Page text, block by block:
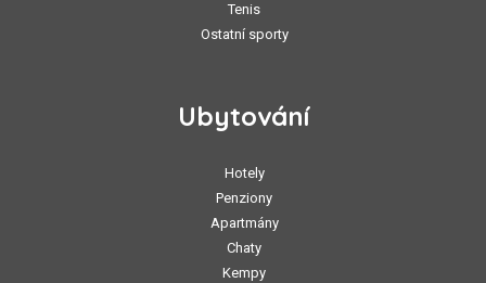
Tenis
Ostatní sporty
Ubytování
Hotely
Penziony
Apartmány
Chaty
Kempy